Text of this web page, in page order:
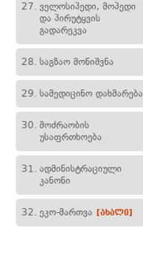
27. ველოსიპედი, მოპედი
და პირუტყვის
გადარეკვა
28. საგზაო მონიშვნა
29. სამედიცინო დახმარება
30. მოძრაობის
უსაფრთხოება
31. ადმინისტრაციული
კანონი
32. ეკო-მართვა [ახალი]